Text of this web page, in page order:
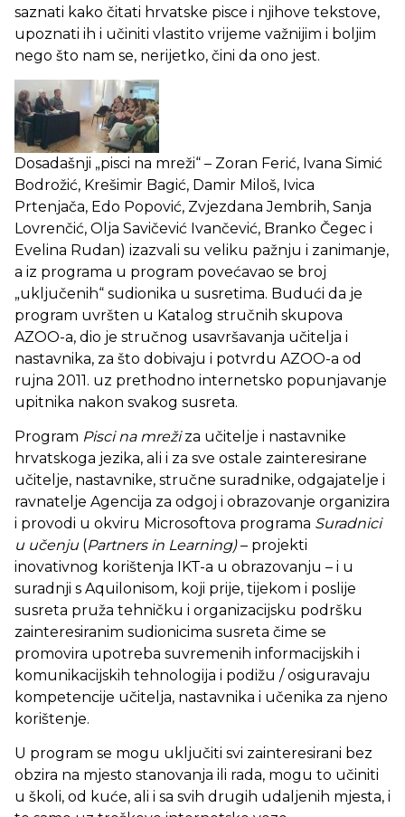
saznati kako čitati hrvatske pisce i njihove tekstove,
upoznati ih i učiniti vlastito vrijeme važnijim i boljim
nego što nam se, nerijetko, čini da ono jest.
Dosadašnji „pisci na mreži“ – Zoran Ferić, Ivana Simić
Bodrožić, Krešimir Bagić, Damir Miloš, Ivica
Prtenjača, Edo Popović, Zvjezdana Jembrih, Sanja
Lovrenčić, Olja Savičević Ivančević, Branko Čegec i
Evelina Rudan) izazvali su veliku pažnju i zanimanje,
a iz programa u program povećavao se broj
„uključenih“ sudionika u susretima. Budući da je
program uvršten u Katalog stručnih skupova
AZOO-a, dio je stručnog usavršavanja učitelja i
nastavnika, za što dobivaju i potvrdu AZOO-a od
rujna 2011. uz prethodno internetsko popunjavanje
upitnika nakon svakog susreta.
Program Pisci na mrežiza učitelje i nastavnike
hrvatskoga jezika, ali i za sve ostale zainteresirane
učitelje, nastavnike, stručne suradnike, odgajatelje i
ravnatelje Agencija za odgoj i obrazovanje organizira
i provodi u okviru Microsoftova programa Suradnici
u učenju (Partners in Learning)– projekti
inovativnog korištenja IKT-a u obrazovanju – i u
suradnji s Aquilonisom, koji prije, tijekom i poslije
susreta pruža tehničku i organizacijsku podršku
zainteresiranim sudionicima susreta čime se
promovira upotreba suvremenih informacijskih i
komunikacijskih tehnologija i podižu / osiguravaju
kompetencije učitelja, nastavnika i učenika za njeno
korištenje.
U program se mogu uključiti svi zainteresirani bez
obzira na mjesto stanovanja ili rada, mogu to učiniti
u školi, od kuće, ali i sa svih drugih udaljenih mjesta, i